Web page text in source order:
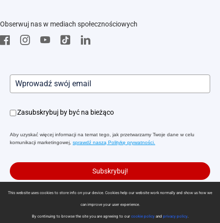
EZVIZ CSR
Pobierz
Obserwuj nas w mediach społecznościowych
Zasubskrybuj by być na bieżąco
Aby uzyskać więcej informacji na temat tego, jak przetwarzamy Twoje dane w celu
komunikacji marketingowej, sprawdź naszą Politykę prywatności.
Subskrybuj!
Polityka prywatności |Korzystanie z plików cookie|Preferencje cookies
This website uses cookies to store info on your device. Cookies help our website work normally and show us how we
can improve your user experience.
By continuing to browse the site you are agreeing to our cookie policyand privacy policy.